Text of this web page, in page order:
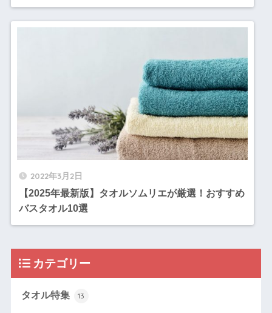
2022年3月2日
【2025年最新版】タオルソムリエが厳選！おすすめ
バスタオル10選
カテゴリー
タオル特集 13